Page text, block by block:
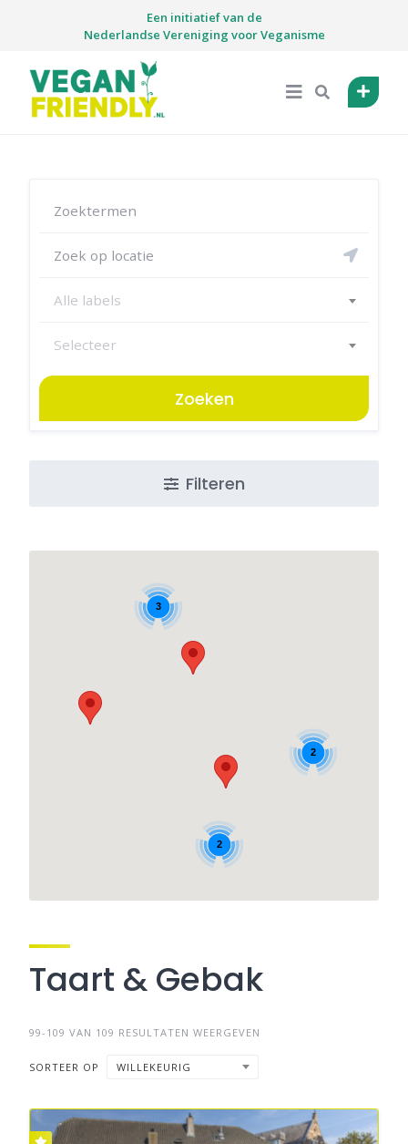
Een initiatief van de
Nederlandse Vereniging voor Veganisme
Alle labels
Selecteer
Zoeken
Filteren
2
2
3
Taart & Gebak
99-109 VAN 109 RESULTATEN WEERGEVEN
SORTEER OP WILLEKEURIG